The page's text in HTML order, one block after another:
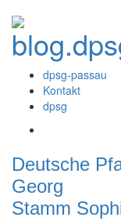
dpsg-passau
Kontakt
dpsg
Deutsche
Georg
Stamm